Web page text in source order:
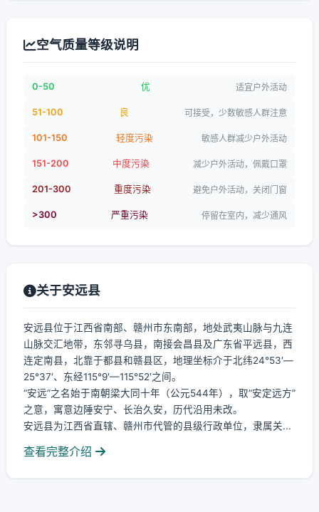
空气质量等级说明
0-50 优 适宜户外活动
51-100 良 可接受，少数敏感人群注意
101-150 轻度污染 敏感人群减少户外活动
151-200 中度污染 减少户外活动，佩戴口罩
201-300 重度污染 避免户外活动，关闭门窗
>300 严重污染 停留在室内，减少通风
关于安远县
安远县位于江西省南部、赣州市东南部，地处武夷山脉与九连
山脉交汇地带，东邻寻乌县，南接会昌县及广东省平远县，西
连定南县，北靠于都县和赣县区，地理坐标介于北纬24°53′—
25°37′、东经115°9′—115°52′之间。
“安远”之名始于南朝梁大同十年（公元544年），取“安定远方”
之意，寓意边陲安宁、长治久安，历代沿用未改。
安远县为江西省直辖、赣州市代管的县级行政单位，隶属关...
查看完整介绍